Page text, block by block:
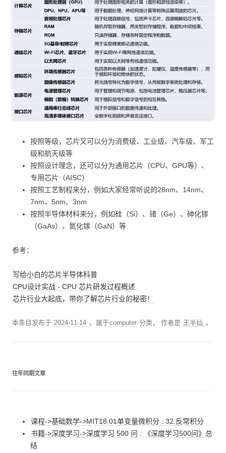
按照等级，芯片又可以分为消费级、工业级、汽车级、军工
级和航天级等
按照设计理念，还可以分为通用芯片（CPU、GPU等）、
专用芯片（AISC）
按照工艺制程来分，例如大家经常听说的28nm、14nm、
7nm、5nm、3nm
按照半导体材料来分，例如硅（Si）、锗（Ge）、砷化镓
（GaAs）、氮化镓（GaN）等
参考：
写给小白的芯片半导体科普
CPU设计实战 - CPU 芯片研发过程概述
芯片行业大起底，带你了解芯片行业的秘密！
本条目发布于 2024-11-14 。属于computer 分类，作者是 王半仙 。
往年同期文章
课程->基础数学->MIT18.01单变量微积分 : 32.反常积分
书籍->深度学习->深度学习 500 问 : 《深度学习500问》总
结